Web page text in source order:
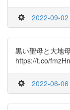
2022-09-
黒い聖母と大地
https://t.co/
2022-06-